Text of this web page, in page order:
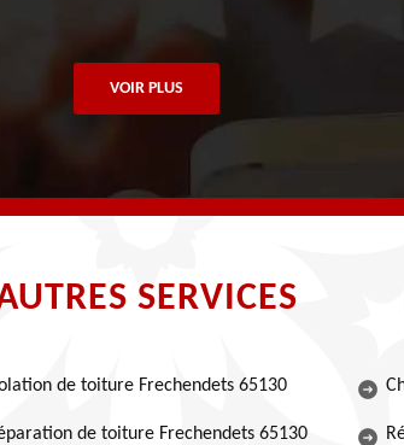
VOIR PLUS
SERVICES
de toiture Frechendets 65130
de toiture Frechendets 65130